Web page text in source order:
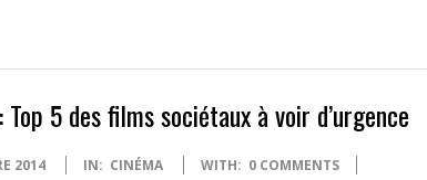
5 des films sociétaux à voir d’urgence
2014 IN: CINÉMA WITH: 0 COMMENTS